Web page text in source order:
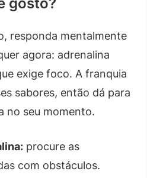
responda mentalmente
agora: adrenalina
exige foco. A franquia
sabores, então dá para
no seu momento.
procure as
com obstáculos.